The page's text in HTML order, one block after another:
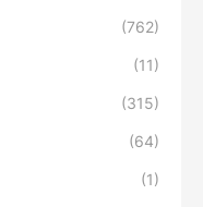
(762)
(11)
(315)
(64)
(1)